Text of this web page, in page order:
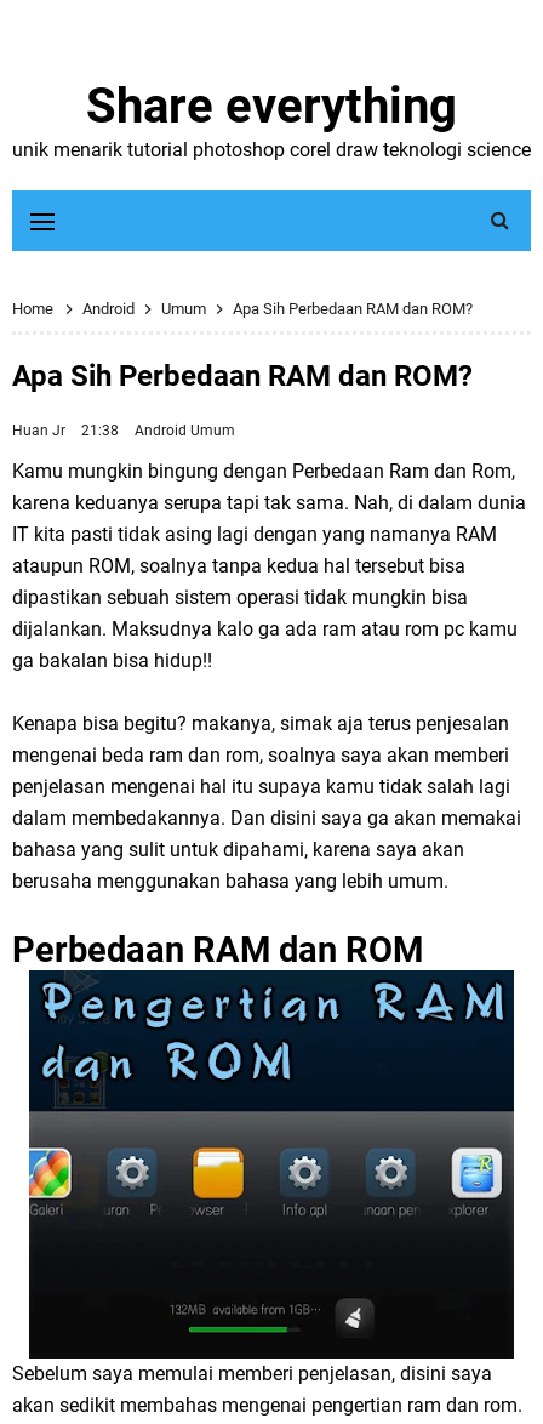
Share everything
unik menarik tutorial photoshop corel draw teknologi science
Home Android Umum Apa Sih Perbedaan RAM dan ROM?
Apa Sih Perbedaan RAM dan ROM?
Huan Jr 21:38 Android Umum
Kamu mungkin bingung dengan Perbedaan Ram dan Rom,
karena keduanya serupa tapi tak sama. Nah, di dalam dunia
IT kita pasti tidak asing lagi dengan yang namanya RAM
ataupun ROM, soalnya tanpa kedua hal tersebut bisa
dipastikan sebuah sistem operasi tidak mungkin bisa
dijalankan. Maksudnya kalo ga ada ram atau rom pc kamu
ga bakalan bisa hidup!!
Kenapa bisa begitu? makanya, simak aja terus penjesalan
mengenai beda ram dan rom, soalnya saya akan memberi
penjelasan mengenai hal itu supaya kamu tidak salah lagi
dalam membedakannya. Dan disini saya ga akan memakai
bahasa yang sulit untuk dipahami, karena saya akan
berusaha menggunakan bahasa yang lebih umum.
Perbedaan RAM dan ROM
Sebelum saya memulai memberi penjelasan, disini saya
akan sedikit membahas mengenai pengertian ram dan rom.